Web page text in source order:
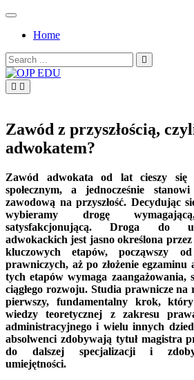
Skip
contentHome
Search
for:
Zawód z przyszłością,
adwokatem?
Zawód adwokata od lat cieszy się
społecznym, a jednocześnie
zawodową na przyszłość. Decydując
wybieramy drogę
satysfakcjonującą. Droga do
adwokackich jest jasno określona
kluczowych etapów, począwszy
prawniczych, aż po złożenie
tych etapów wymaga zaangażowania,
ciągłego rozwoju. Studia prawnicze na
pierwszy, fundamentalny krok,
wiedzy teoretycznej z zakresu
administracyjnego i wielu innych
absolwenci zdobywają tytuł magistra
do dalszej specjalizacji i
umiejętności.